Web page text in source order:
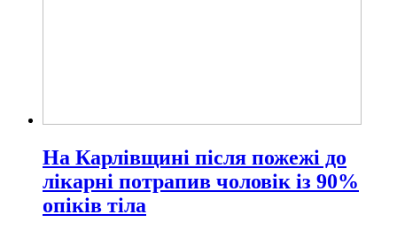
На Карлівщині після пожежі до
лікарні потрапив чоловік із 90%
опіків тіла